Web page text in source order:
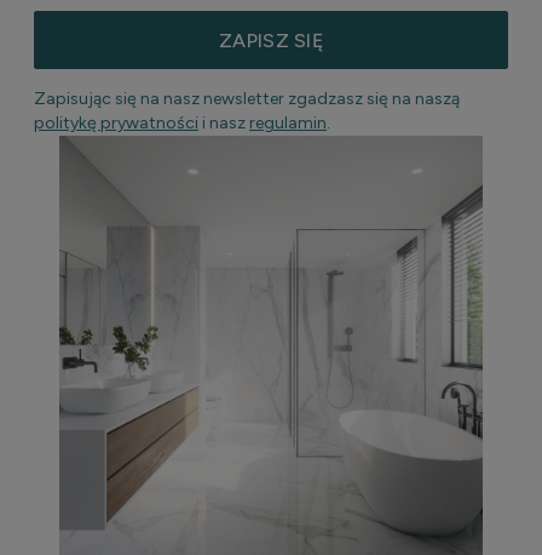
ZAPISZ SIĘ
Zapisując się na nasz newsletter zgadzasz się na naszą
politykę prywatności i nasz regulamin.